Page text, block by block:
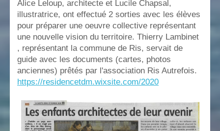
Alice Leloup, architecte et Lucile Chapsal,
illustratrice, ont effectué 2 sorties avec les élèves
pour préparer une oeuvre collective représentant
une nouvelle vision du territoire. Thierry Lambinet
, représentant la commune de Ris, servait de
guide avec les documents (cartes, photos
anciennes) prêtés par l'association Ris Autrefois.
https://residencetdm.wixsite.com/2020